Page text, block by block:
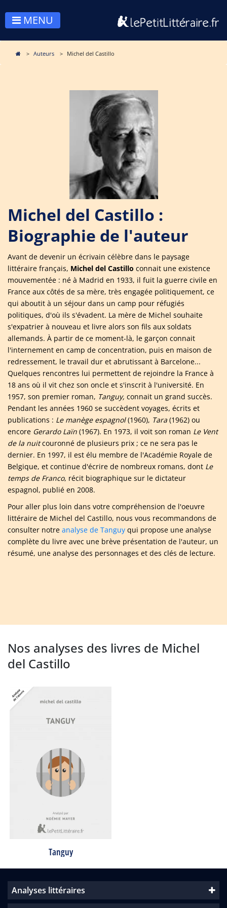
MENU
Auteurs Michel del Castillo
Michel del Castillo :
Biographie de l'auteur
Avant de devenir un écrivain célèbre dans le paysage
littéraire français, Michel del Castillo connait une existence
mouvementée : né à Madrid en 1933, il fuit la guerre civile en
France aux côtés de sa mère, très engagée politiquement, ce
qui aboutit à un séjour dans un camp pour réfugiés
politiques, d'où ils s'évadent. La mère de Michel souhaite
s'expatrier à nouveau et livre alors son fils aux soldats
allemands. À partir de ce moment-là, le garçon connait
l'internement en camp de concentration, puis en maison de
redressement, le travail dur et abrutissant à Barcelone...
Quelques rencontres lui permettent de rejoindre la France à
18 ans où il vit chez son oncle et s'inscrit à l'université. En
1957, son premier roman, Tanguy, connait un grand succès.
Pendant les années 1960 se succèdent voyages, écrits et
publications : Le manège espagnol(1960), Tara (1962) ou
encore Gerardo Laïn (1967). En 1973, il voit son roman Le Vent
de la nuitcouronné de plusieurs prix ; ce ne sera pas le
dernier. En 1997, il est élu membre de l'Académie Royale de
Belgique, et continue d'écrire de nombreux romans, dont Le
temps de Franco, récit biographique sur le dictateur
espagnol, publié en 2008.
Pour aller plus loin dans votre compréhension de l'oeuvre
littéraire de Michel del Castillo, nous vous recommandons de
consulter notre analyse de Tanguy qui propose une analyse
complète du livre avec une brève présentation de l'auteur, un
résumé, une analyse des personnages et des clés de lecture.
Nos analyses des livres de Michel
del Castillo
Tanguy
Analyses littéraires